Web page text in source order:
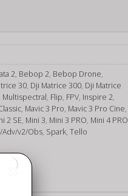
2, Bebop 2, Bebop Drone,
30, Dji Matrice 300, Dji Matrice
Multispectral, Flip, FPV, Inspire 2,
, Mavic 3 Pro, Mavic 3 Pro Cine,
2 SE, Mini 3, Mini 3 PRO, Mini 4 PRO
v2/Obs, Spark, Tello